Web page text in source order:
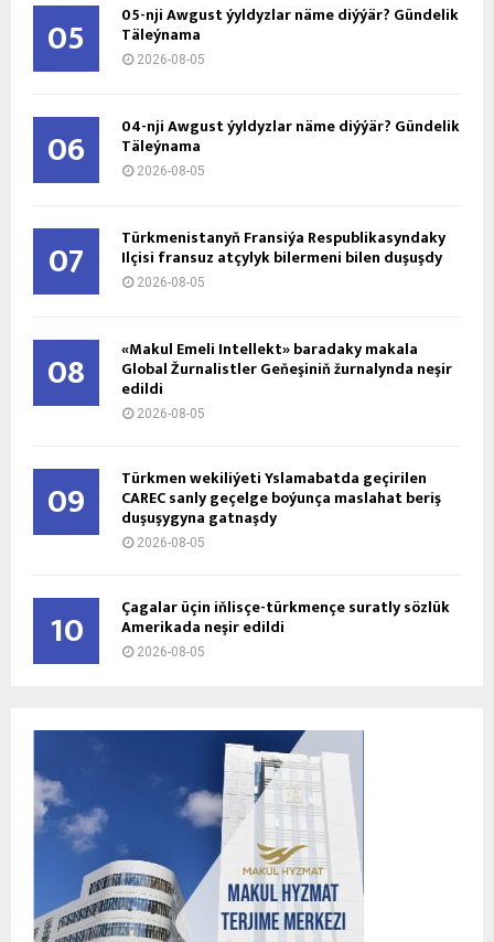
05 05-nji Awgust ýyldyzlar näme diýýär? Gündelik
Täleýnama
2026-08-05
06 04-nji Awgust ýyldyzlar näme diýýär? Gündelik
Täleýnama
2026-08-05
07 Türkmenistanyň Fransiýa Respublikasyndaky
Ilçisi fransuz atçylyk bilermeni bilen duşuşdy
2026-08-05
08 «Makul Emeli Intellekt» baradaky makala
Global Žurnalistler Geňeşiniň žurnalynda neşir
edildi
2026-08-05
09 Türkmen wekiliýeti Yslamabatda geçirilen
CAREC sanly geçelge boýunça maslahat beriş
duşuşygyna gatnaşdy
2026-08-05
10 Çagalar üçin iňlisçe-türkmençe suratly sözlük
Amerikada neşir edildi
2026-08-05